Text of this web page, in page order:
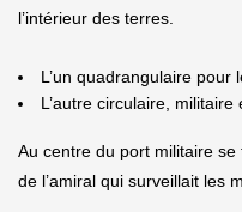
l’intérieur des terres.
L’un quadrangulaire
L’autre circulaire,
Au centre du port militaire se
de l’amiral qui surveillait les